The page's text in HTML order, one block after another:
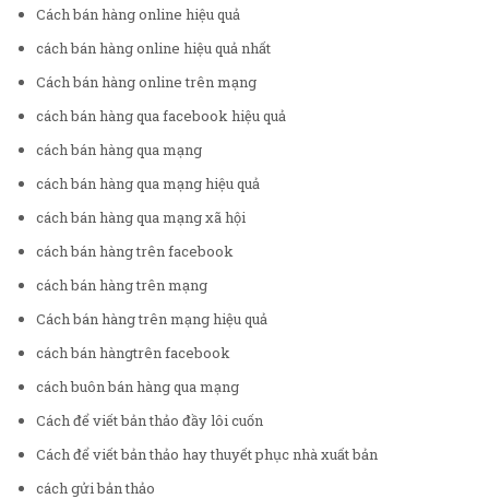
Cách bán hàng online hiệu quả
cách bán hàng online hiệu quả nhất
Cách bán hàng online trên mạng
cách bán hàng qua facebook hiệu quả
cách bán hàng qua mạng
cách bán hàng qua mạng hiệu quả
cách bán hàng qua mạng xã hội
cách bán hàng trên facebook
cách bán hàng trên mạng
Cách bán hàng trên mạng hiệu quả
cách bán hàngtrên facebook
cách buôn bán hàng qua mạng
Cách để viết bản thảo đầy lôi cuốn
Cách để viết bản thảo hay thuyết phục nhà xuất bản
cách gửi bản thảo